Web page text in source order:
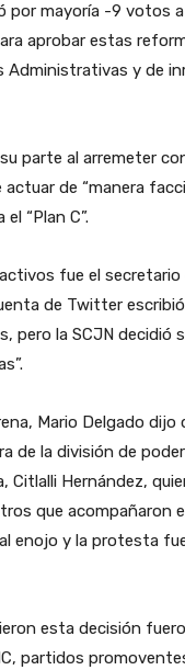
por mayoría -9 votos
aprobar estas
Administrativas y de
parte al arremeter
de “manera
“Plan C”.
fue el
de Twitter
pero la SCJN decidió
Mario Delgado
de la división de
Citlalli Hernández,
que acompañaron
enojo y la protesta
esta decisión
partidos